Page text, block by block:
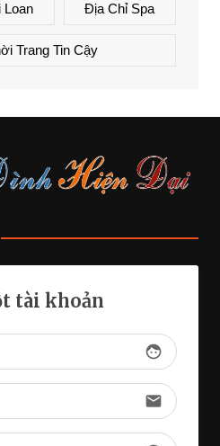
Loan Địa Chỉ Spa
Trang Tin Cậy
tài khoản
face
email